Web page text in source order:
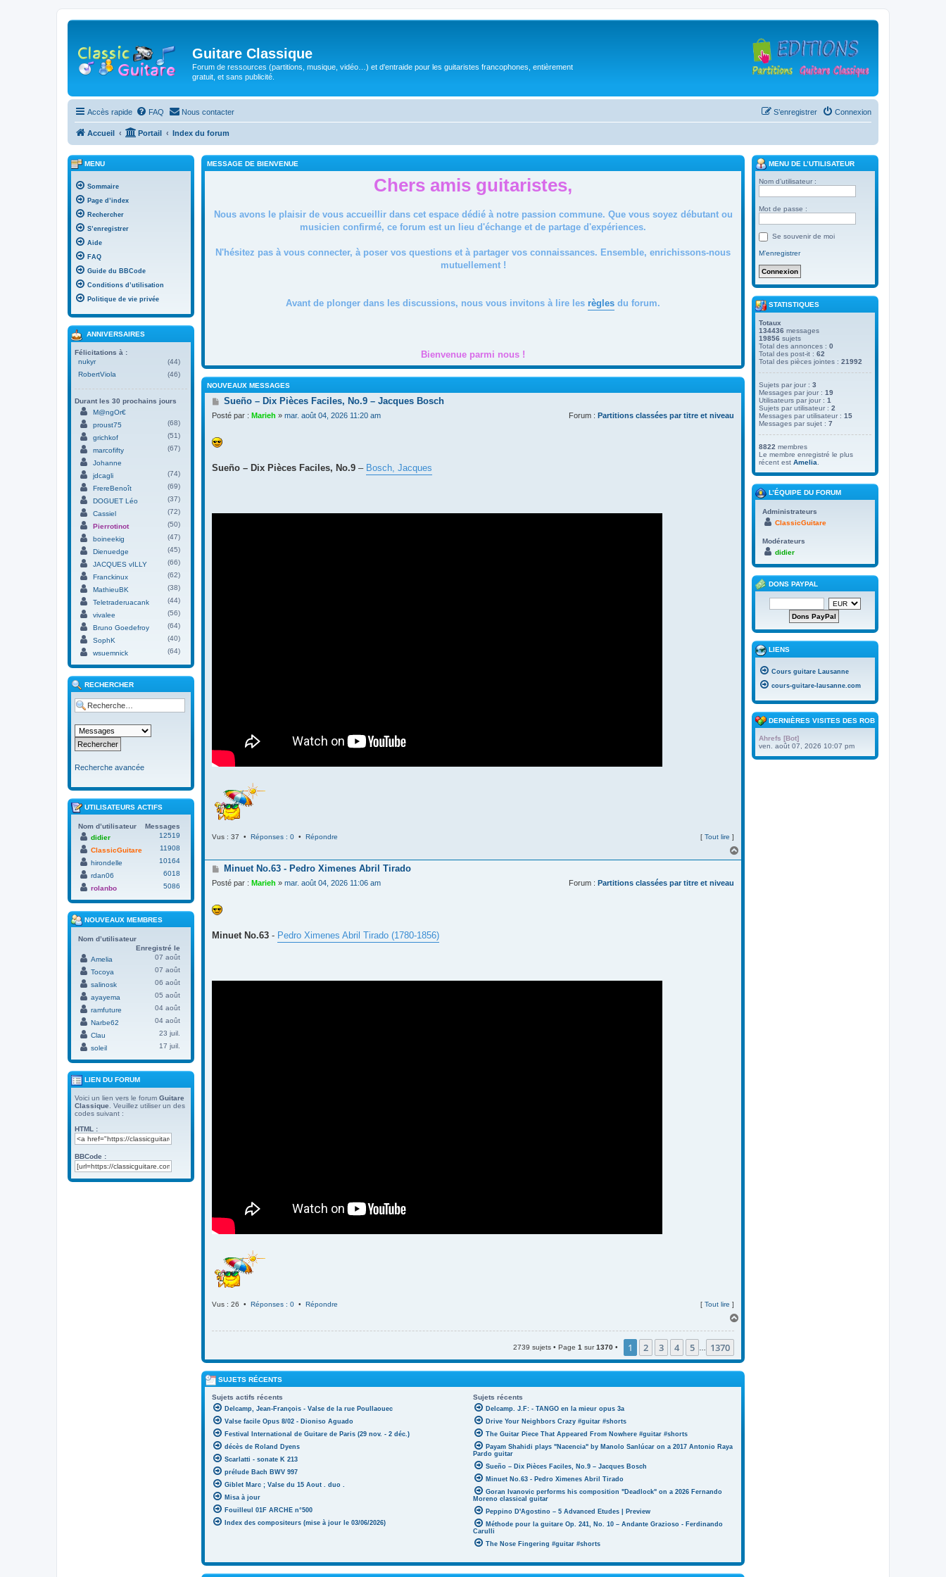
Guitare Classique
Forum de ressources (partitions, musique, vidéo…) et d'entraide pour les guitaristes francophones, entièrement
gratuit, et sans publicité.
Accès rapide FAQ Nous contacter Connexion
S’enregistrer
Accueil Portail Index du forum
MESSAGE DE BIENVENUE
Chers amis guitaristes,
Nous avons le plaisir de vous accueillir dans cet espace dédié à notre passion commune. Que vous soyez débutant ou
musicien confirmé, ce forum est un lieu d'échange et de partage d'expériences.
N'hésitez pas à vous connecter, à poser vos questions et à partager vos connaissances. Ensemble, enrichissons-nous
mutuellement !
Avant de plonger dans les discussions, nous vous invitons à lire les règles du forum.
Bienvenue parmi nous !
NOUVEAUX MESSAGES
M
s
a
g
Sueño – Dix Pièces Faciles, No.9 – Jacques Bosch
Posté par : Marieh » mar. août 04, 2026 11:20 am Forum : Partitions classées par titre et niveau
Sueño – Dix Pièces Faciles, No.9 – Bosch, Jacques
Vus : 37 • Réponses : 0 • Répondre [ Tout lire ]
a
M
s
a
g
Minuet No.63 - Pedro Ximenes Abril Tirado
Posté par : Marieh » mar. août 04, 2026 11:06 am Forum : Partitions classées par titre et niveau
Minuet No.63 - Pedro Ximenes Abril Tirado (1780-1856)
Vus : 26 • Réponses : 0 • Répondre [ Tout lire ]
2739 sujets • Page 1 sur1370 • 1 2 3 4 5 1370
SUJETS RÉCENTS
Sujets actifs récents Sujets récents
Delcamp, Jean-François - Valse de la rue Poullaouec
Valse facile Opus 8/02 - Dioniso Aguado
Festival International de Guitare de Paris (29 nov. - 2 déc.)
décès de Roland Dyens
Scarlatti - sonate K 213
prélude Bach BWV 997
Giblet Marc ; Valse du 15 Aout . duo .
Misa à jour
Fouilleul 01F ARCHE n°500
Index des compositeurs (mise à jour le 03/06/2026)
Delcamp. J.F: - TANGO en la mieur opus 3a
Drive Your Neighbors Crazy #guitar #shorts
The Guitar Piece That Appeared From Nowhere #guitar #shorts
Payam Shahidi plays "Nacencia" by Manolo Sanlúcar on a 2017 Antonio Raya
Pardo guitar
Sueño – Dix Pièces Faciles, No.9 – Jacques Bosch
Minuet No.63 - Pedro Ximenes Abril Tirado
Goran Ivanovic performs his composition "Deadlock" on a 2026 Fernando
Moreno classical guitar
Peppino D'Agostino – 5 Advanced Etudes | Preview
Méthode pour la guitare Op. 241, No. 10 – Andante Grazioso - Ferdinando
Carulli
The Nose Fingering #guitar #shorts
MENU
Sommaire
Page d’index
Rechercher
S’enregistrer
Aide
FAQ
Guide du BBCode
Conditions d’utilisation
Politique de vie privée
ANNIVERSAIRES
Félicitations à :
nukyr
(44)
RobertViola
(46)
Durant les 30 prochains jours
M@ngOr€
proust75
(68)
grichkof
(51)
marcofifty
(67)
Johanne
jdcagli
(74)
FrereBenoît
(69)
DOGUET Léo
(37)
Cassiel
(72)
Pierrotinot
(50)
boineekig
(47)
Dienuedge
(45)
JACQUES vILLY
(66)
Franckinux
(62)
MathieuBK
(38)
Teletraderuacank
(44)
vivalee
(56)
Bruno Goedefroy
(64)
SophK
(40)
wsuemnick
(64)
RECHERCHER
Recherche avancée
UTILISATEURS ACTIFS
Nom d’utilisateur
Messages
didier
12519
ClassicGuitare
11908
hirondelle
10164
rdan06
6018
rolanbo
5086
NOUVEAUX MEMBRES
Nom d’utilisateur
Enregistré le
Amelia
07 août
Tocoya
07 août
salinosk
06 août
ayayema
05 août
ramfuture
04 août
Narbe62
04 août
Clau
23 juil.
soleil
17 juil.
LIEN DU FORUM
Voici un lien vers le forum Guitare
Classique . Veuillez utiliser un des
codes suivant :
HTML :
BBCode :
MENU DE L’UTILISATEUR
Nom d’utilisateur :
Mot de passe :
Se souvenir de moi
M’enregistrer
STATISTIQUES
Totaux
134436 messages
19856 sujets
Total des annonces : 0
Total des post-it : 62
Total des pièces jointes : 21992
Sujets par jour : 3
Messages par jour : 19
Utilisateurs par jour : 1
Sujets par utilisateur : 2
Messages par utilisateur : 15
Messages par sujet : 7
8822 membres
Le membre enregistré le plus
récent est Amelia
L’ÉQUIPE DU FORUM
Administrateurs
ClassicGuitare
Modérateurs
didier
DONS PAYPAL
LIENS
Cours guitare Lausanne
cours-guitare-lausanne.com
DERNIÈRES VISITES DES ROBOTS
Ahrefs [Bot]
ven. août 07, 2026 10:07 pm